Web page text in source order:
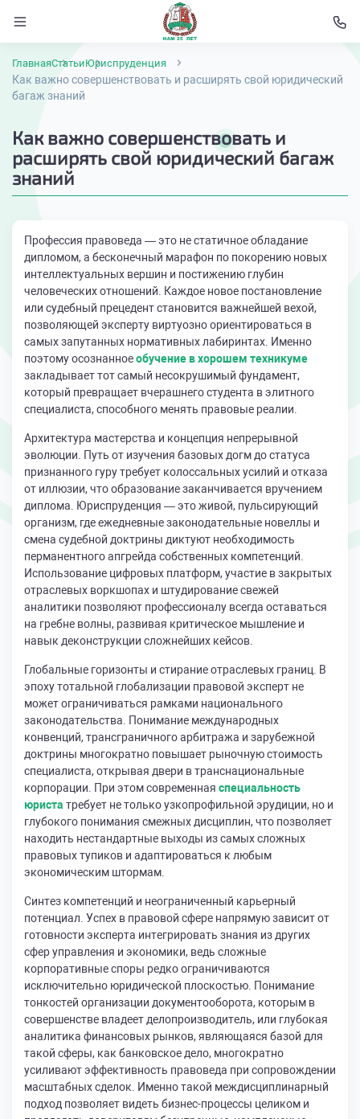
ГлавнаяСтатьиЮриспруденция
Как важно совершенствовать и расширять свой юридический
багаж знаний
Как важно совершенствовать и
расширять свой юридический багаж
знаний
Профессия правоведа — это не статичное обладание
дипломом, а бесконечный марафон по покорению новых
интеллектуальных вершин и постижению глубин
человеческих отношений. Каждое новое постановление
или судебный прецедент становится важнейшей вехой,
позволяющей эксперту виртуозно ориентироваться в
самых запутанных нормативных лабиринтах. Именно
поэтому осознанноеобучение в хорошем техникуме
закладывает тот самый несокрушимый фундамент,
который превращает вчерашнего студента в элитного
специалиста, способного менять правовые реалии.
Архитектура мастерства и концепция непрерывной
эволюции. Путь от изучения базовых догм до статуса
признанного гуру требует колоссальных усилий и отказа
от иллюзии, что образование заканчивается вручением
диплома. Юриспруденция — это живой, пульсирующий
организм, где ежедневные законодательные новеллы и
смена судебной доктрины диктуют необходимость
перманентного апгрейда собственных компетенций.
Использование цифровых платформ, участие в закрытых
отраслевых воркшопах и штудирование свежей
аналитики позволяют профессионалу всегда оставаться
на гребне волны, развивая критическое мышление и
навык деконструкции сложнейших кейсов.
Глобальные горизонты и стирание отраслевых границ. В
эпоху тотальной глобализации правовой эксперт не
может ограничиваться рамками национального
законодательства. Понимание международных
конвенций, трансграничного арбитража и зарубежной
доктрины многократно повышает рыночную стоимость
специалиста, открывая двери в транснациональные
корпорации. При этом современная специальность
юриста требует не только узкопрофильной эрудиции, но и
глубокого понимания смежных дисциплин, что позволяет
находить нестандартные выходы из самых сложных
правовых тупиков и адаптироваться к любым
экономическим штормам.
Синтез компетенций и неограниченный карьерный
потенциал. Успех в правовой сфере напрямую зависит от
готовности эксперта интегрировать знания из других
сфер управления и экономики, ведь сложные
корпоративные споры редко ограничиваются
исключительно юридической плоскостью. Понимание
тонкостей организации документооборота, которым в
совершенстве владеет делопроизводитель, или глубокая
аналитика финансовых рынков, являющаяся базой для
такой сферы, как банковское дело, многократно
усиливают эффективность правоведа при сопровождении
масштабных сделок. Именно такой междисциплинарный
подход позволяет видеть бизнес-процессы целиком и